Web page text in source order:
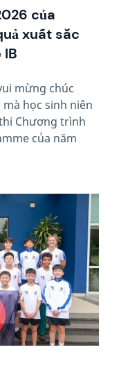
của
xuất sắc
mừng chúc
học sinh niên
Chương trình
của năm